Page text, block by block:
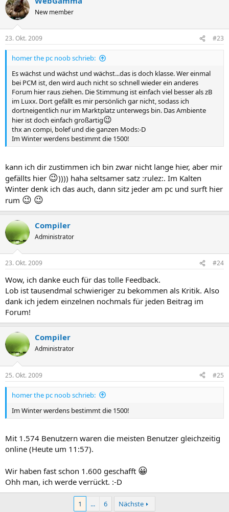
New member
23. Okt. 2009 #23
homer the pc noob schrieb:
Es wächst und wächst und wächst...das is doch klasse. Wer einmal
bei PCM ist, den wird auch nicht so schnell wieder ein anderes
Forum hier raus ziehen. Die Stimmung ist einfach viel besser als zB
im Luxx. Dort gefällt es mir persönlich gar nicht, sodass ich
dortneigentlich nur im Marktplatz unterwegs bin. Das Ambiente
hier ist doch einfach großartig😉
thx an compi, bolef und die ganzen Mods:-D
Im Winter werdens bestimmt die 1500!
kann ich dir zustimmen ich bin zwar nicht lange hier, aber mir
gefällts hier 😉)))) haha seltsamer satz :rulez:. Im Kalten
Winter denk ich das auch, dann sitz jeder am pc und surft hier
rum 😉 😉
Compiler
Administrator
23. Okt. 2009 #24
Wow, ich danke euch für das tolle Feedback.
Lob ist tausendmal schwieriger zu bekommen als Kritik. Also
dank ich jedem einzelnen nochmals für jeden Beitrag im
Forum!
Compiler
Administrator
25. Okt. 2009 #25
homer the pc noob schrieb:
Im Winter werdens bestimmt die 1500!
Mit 1.574 Benutzern waren die meisten Benutzer gleichzeitig
online (Heute um 11:57).
Wir haben fast schon 1.600 geschafft 😀
Ohh man, ich werde verrückt. :-D
1 ... 6
Nächste